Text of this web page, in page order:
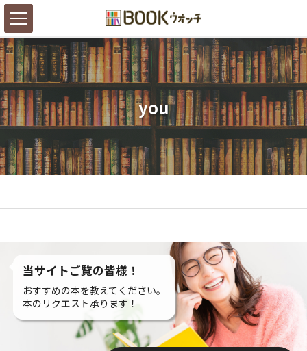
you
当サイトご覧の皆様！
おすすめの本を教えてください。
本のリクエスト承ります！